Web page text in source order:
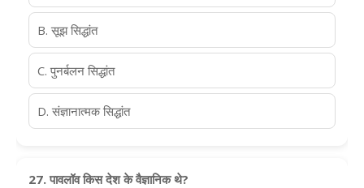
B. सूझ सिद्धांत
C. पुनर्बलन सिद्धांत
D. संज्ञानात्मक सिद्धांत
27. पावलॉव किस देश के वैज्ञानिक थे?